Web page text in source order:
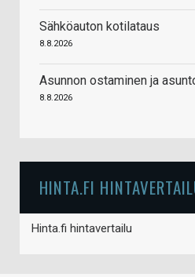
Sähköauton kotilataus
8.8.2026
Asunnon ostaminen ja
8.8.2026
HINTA.FI
Hinta.fi hintavertailu